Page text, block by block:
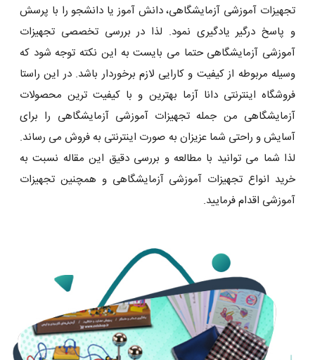
تجهیزات آموزشی آزمایشگاهی، دانش آموز یا دانشجو را با پرسش
و پاسخ درگیر یادگیری نمود. لذا در بررسی تخصصی تجهیزات
آموزشی آزمایشگاهی حتما می بایست به این نکته توجه شود که
وسیله مربوطه از کیفیت و کارایی لازم برخوردار باشد. در این راستا
فروشگاه اینترنتی دانا آزما بهترین و با کیفیت ترین محصولات
آزمایشگاهی من جمله تجهیزات آموزشی آزمایشگاهی را برای
آسایش و راحتی شما عزیزان به صورت اینترنتی به فروش می رساند.
لذا شما می توانید با مطالعه و بررسی دقیق این مقاله نسبت به
خرید انواع تجهیزات آموزشی آزمایشگاهی و همچنین تجهیزات
آموزشی اقدام فرمایید.